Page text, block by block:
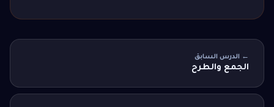
← الدرس السابق
الجمع والطرح